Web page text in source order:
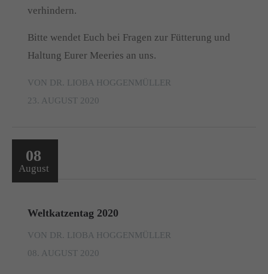
verhindern.
Bitte wendet Euch bei Fragen zur Fütterung und
Haltung Eurer Meeries an uns.
VON DR. LIOBA HOGGENMÜLLER
23. AUGUST 2020
08
August
Weltkatzentag 2020
VON DR. LIOBA HOGGENMÜLLER
08. AUGUST 2020